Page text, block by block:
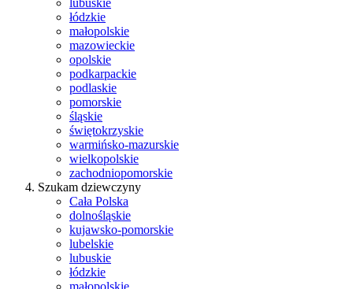
lubuskie
łódzkie
małopolskie
mazowieckie
opolskie
podkarpackie
podlaskie
pomorskie
śląskie
świętokrzyskie
warmińsko-mazurskie
wielkopolskie
zachodniopomorskie
Szukam dziewczyny
Cała Polska
dolnośląskie
kujawsko-pomorskie
lubelskie
lubuskie
łódzkie
małopolskie